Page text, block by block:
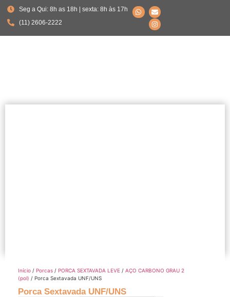
Seg a Qui: 8h as 18h | sexta: 8h às 17h
(11) 2606-2222
Início / Porcas / PORCA SEXTAVADA LEVE / AÇO CARBONO GRAU 2
(pol) / Porca Sextavada UNF/UNS
Porca Sextavada UNF/UNS